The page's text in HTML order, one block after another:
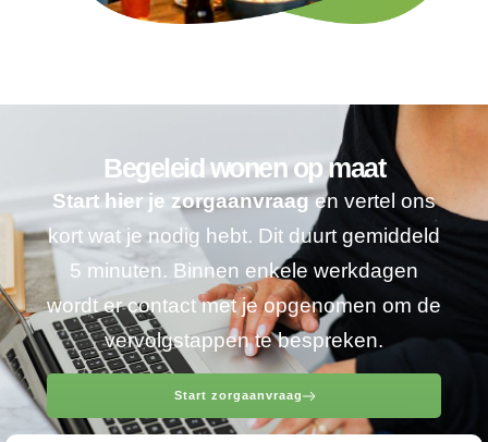
Begeleid wonen op maat
Start hier je zorgaanvraagen vertel ons
kort wat je nodig hebt. Dit duurt gemiddeld
5 minuten. Binnen enkele werkdagen
wordt er contact met je opgenomen om de
vervolgstappen te bespreken.
Start zorgaanvraag